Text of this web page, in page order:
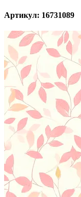
Артикул: 16731089